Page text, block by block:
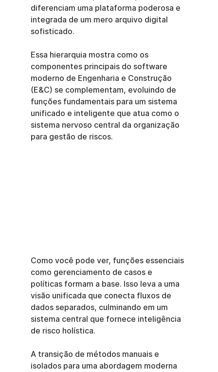
diferenciam uma plataforma poderosa e
integrada de um mero arquivo digital
sofisticado.
Essa hierarquia mostra como os
componentes principais do software
moderno de Engenharia e Construção
(E&C) se complementam, evoluindo de
funções fundamentais para um sistema
unificado e inteligente que atua como o
sistema nervoso central da organização
para gestão de riscos.
Como você pode ver, funções essenciais
como gerenciamento de casos e
políticas formam a base. Isso leva a uma
visão unificada que conecta fluxos de
dados separados, culminando em um
sistema central que fornece inteligência
de risco holística.
A transição de métodos manuais e
isolados para uma abordagem moderna